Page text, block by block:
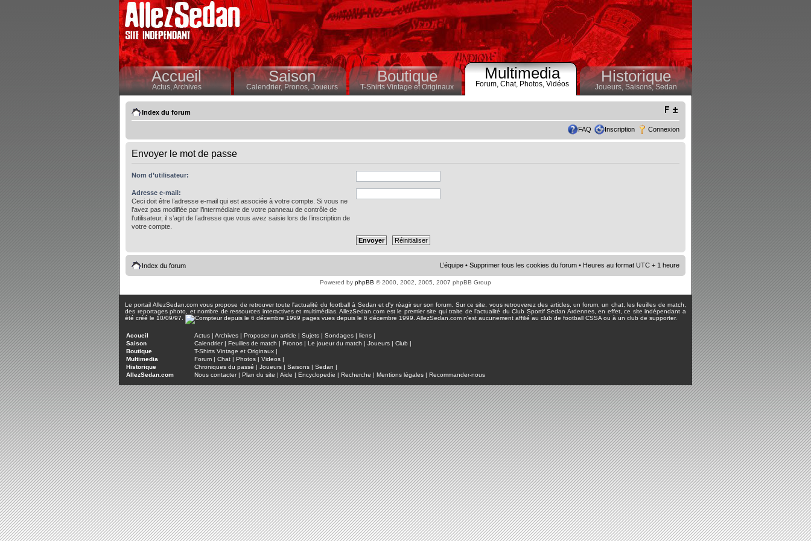
Accueil
Actus,Archives
Saison
Calendrier,Pronos, Joueurs
Boutique
T-Shirts Vintage et Originaux
Multimedia
Forum, Chat, Photos, Vidéos Historique
Joueurs, Saisons,Sedan
Index du forum
FAQ Inscription Connexion
Envoyer le mot de passe
Nom d’utilisateur:
Adresse e-mail:
Ceci doit être l’adresse e-mail qui est associée à votre compte. Si vous ne
l’avez pas modifiée par l’intermédiaire de votre panneau de contrôle de
l’utilisateur, il s’agit de l’adresse que vous avez saisie lors de l’inscription de
votre compte.
Index du forum L’équipe • Supprimer tous les cookies du forum • Heures au format UTC + 1 heure
Powered by phpBB © 2000, 2002, 2005, 2007 phpBB Group
Le portail AllezSedan.com vous propose de retrouver toute l'actualité du football à Sedan et d'y réagir sur son forum. Sur ce site, vous retrouverez des articles, un forum, un chat, les feuilles de match,
des reportages photo, et nombre de ressources interactives et multimédias. AllezSedan.com est le premier site qui traite de l'actualité du Club Sportif Sedan Ardennes, en effet, ce site indépendant a
été créé le 10/09/97.
pages vues depuis le 6 décembre 1999. AllezSedan.com n'est aucunement affilié au club de football CSSA ou à un club de supporter.
Accueil Actus | Archives | Proposer un article | Sujets | Sondages | liens |
Saison
Calendrier| Feuilles de match | Pronos | Le joueur du match | Joueurs | Club |
Boutique
T-Shirts Vintage et Originaux |
Multimedia
Forum | Chat | Photos | Videos |
Historique
Chroniques du passé | Joueurs | Saisons | Sedan |
AllezSedan.com
Nous contacter| Plan du site | Aide | Encyclopedie | Recherche | Mentions légales | Recommander-nous